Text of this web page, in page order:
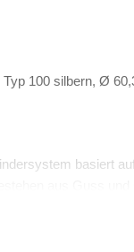
Typ 100 silbern, Ø
basiert